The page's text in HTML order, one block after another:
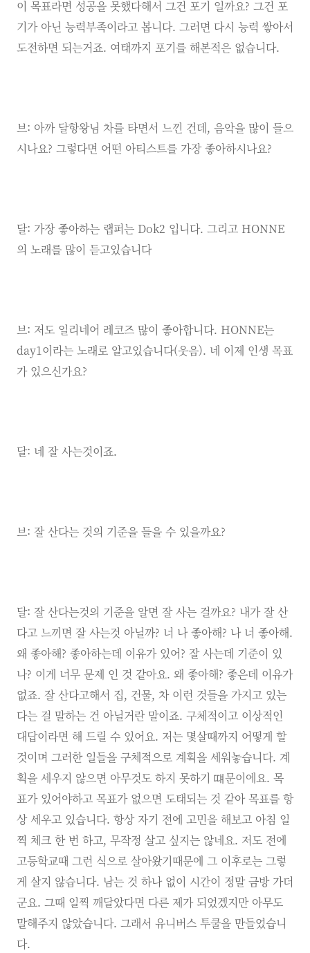
이 목표라면 성공을 못했다해서 그건 포기 일까요? 그건 포
기가 아닌 능력부족이라고 봅니다. 그러면 다시 능력 쌓아서
도전하면 되는거죠. 여태까지 포기를 해본적은 없습니다.
브: 아까 달항왕님 차를 타면서 느낀 건데, 음악을 많이 들으
시나요? 그렇다면 어떤 아티스트를 가장 좋아하시나요?
달: 가장 좋아하는 랩퍼는 Dok2 입니다. 그리고 HONNE
의 노래를 많이 듣고있습니다
브: 저도 일리네어 레코즈 많이 좋아합니다. HONNE는
day1이라는 노래로 알고있습니다(웃음). 네 이제 인생 목표
가 있으신가요?
달: 네 잘 사는것이죠.
브: 잘 산다는 것의 기준을 들을 수 있을까요?
달: 잘 산다는것의 기준을 알면 잘 사는 걸까요? 내가 잘 산
다고 느끼면 잘 사는것 아닐까? 너 나 좋아해? 나 너 좋아해.
왜 좋아해? 좋아하는데 이유가 있어? 잘 사는데 기준이 있
나? 이게 너무 문제 인 것 같아요. 왜 좋아해? 좋은데 이유가
없죠. 잘 산다고해서 집, 건물, 차 이런 것들을 가지고 있는
다는 걸 말하는 건 아닐거란 말이죠. 구체적이고 이상적인
대답이라면 해 드릴 수 있어요. 저는 몇살때까지 어떻게 할
것이며 그러한 일들을 구체적으로 계획을 세워놓습니다. 계
획을 세우지 않으면 아무것도 하지 못하기 떄문이에요. 목
표가 있어야하고 목표가 없으면 도태되는 것 같아 목표를 항
상 세우고 있습니다. 항상 자기 전에 고민을 해보고 아침 일
찍 체크 한 번 하고, 무작정 살고 싶지는 않네요. 저도 전에
고등학교때 그런 식으로 살아왔기때문에 그 이후로는 그렇
게 살지 않습니다. 남는 것 하나 없이 시간이 정말 금방 가더
군요. 그때 일찍 깨달았다면 다른 제가 되었겠지만 아무도
말해주지 않았습니다. 그래서 유니버스 투쿨을 만들었습니
다.